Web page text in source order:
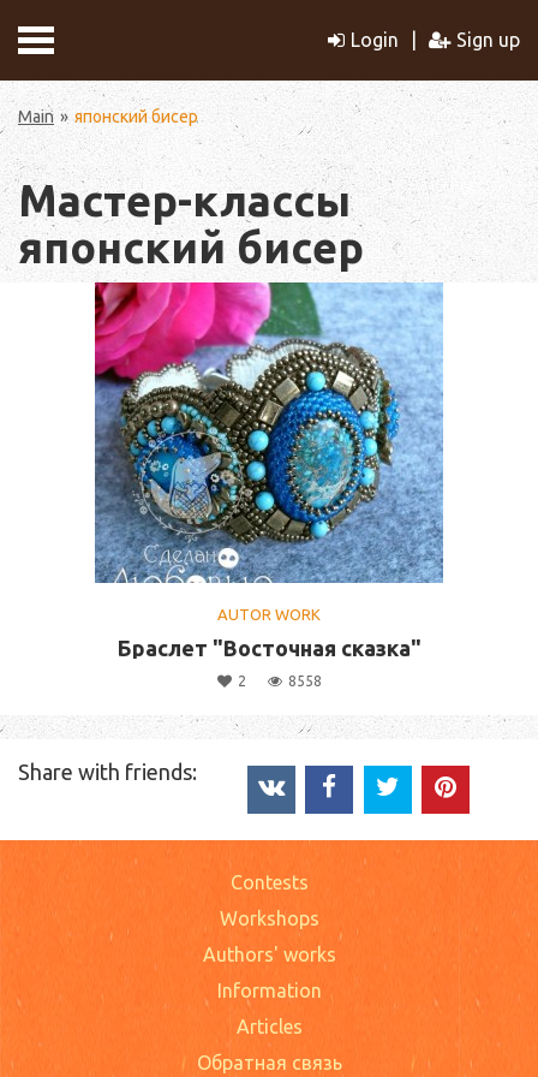
Login Sign up
Main японский бисер
Мастер-классы
японский бисер
AUTOR WORK
Браслет "Восточная сказка"
2 8558
Share with friends:
Contests
Workshops
Authors' works
Information
Articles
Обратная связь